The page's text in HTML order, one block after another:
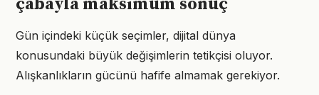
çabayla maksimum sonuç
Gün içindeki küçük seçimler, dijital dünya
konusundaki büyük değişimlerin tetikçisi oluyor.
Alışkanlıkların gücünü hafife almamak gerekiyor.